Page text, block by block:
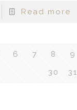
Read more
6 7 8 9
30
31